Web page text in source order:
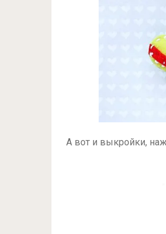
А вот и выкройки,